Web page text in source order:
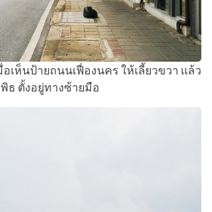
อเห็นป้ายถนนเฟื่องนคร ให้เลี้ยวขวา แล้ว
ธ ตั้งอยู่ทางซ้ายมือ